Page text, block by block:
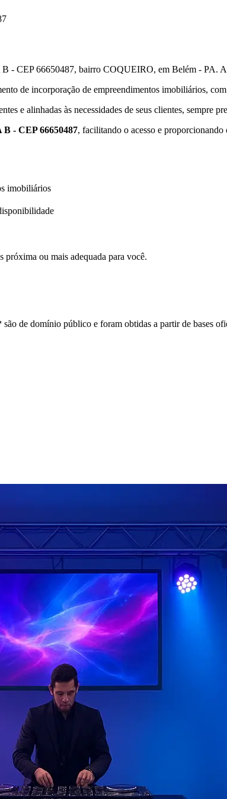
66650487, bairro COQUEIRO, em Belém - PA.
de incorporação de empreendimentos imobiliários,
e alinhadas às necessidades de seus clientes, sempre
- CEP 66650487, facilitando o acesso e
imobiliários
próxima ou mais adequada para você.
são de domínio público e foram obtidas a partir de bases